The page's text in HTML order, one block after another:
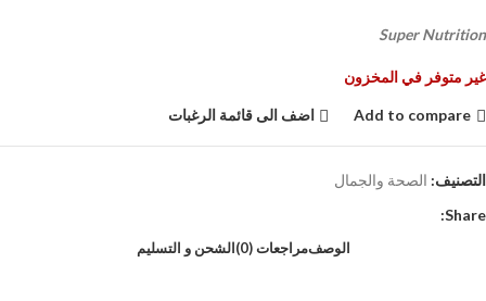
Super Nutrition
غير متوفر في المخزون
Add to compare اضف الى قائمة الرغبات
التصنيف: الصحة والجمال
Share:
الوصفمراجعات (0) الشحن و التسليم